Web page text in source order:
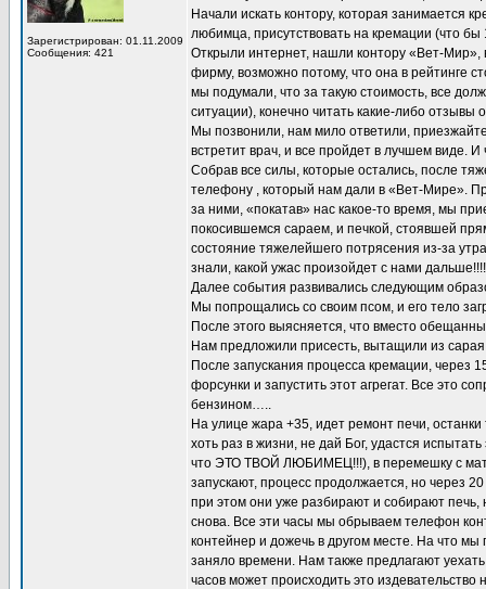
Зарегистрирован: 01.11.2009
Сообщения: 421
Начали искать контору, которая занимается
любимца, присутствовать на кремации (что
Открыли интернет, нашли контору «Вет-Мир»,
фирму, возможно потому, что она в рейтинге
мы подумали, что за такую стоимость, все
ситуации), конечно читать какие-либо
Мы позвонили, нам мило ответили,
встретит врач, и все пройдет в лучшем виде.
Собрав все силы, которые остались, после
телефону , который нам дали в «Вет-Мире».
за ними, «покатав» нас какое-то время, мы
покосившемся сараем, и печкой, стоявшей
состояние тяжелейшего потрясения из-за
знали, какой ужас произойдет с нами
Далее события развивались следующим
Мы попрощались со своим псом, и его тело
После этого выясняется, что вместо
Нам предложили присесть, вытащили из
После запускания процесса кремации, через
форсунки и запустить этот агрегат. Все это
бензином…..
На улице жара +35, идет ремонт печи,
хоть раз в жизни, не дай Бог, удастся
что ЭТО ТВОЙ ЛЮБИМЕЦ!!!), в перемешку с
запускают, процесс продолжается, но через
при этом они уже разбирают и собирают
снова. Все эти часы мы обрываем телефон
контейнер и дожечь в другом месте. На что мы
заняло времени. Нам также предлагают
часов может происходить это